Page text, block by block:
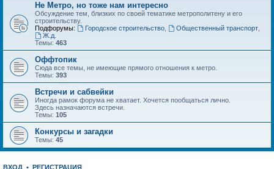
Не Метро, но тоже нам интересно
Обсуждение тем, близких по своей тематике метрополитену и его
строительству.
Подфорумы:
Городское строительство, Общественный транспорт,
Ж.д.
Темы: 463
Оффтопик
Сюда все темы, не имеющие прямого отношения к метро.
Темы: 393
Встречи и сабвейки
Иногда рамок форума не хватает. Хочется пообщаться лично.
Здесь назначаются встречи.
Темы: 105
Конкурсы и загадки
Темы: 45
ВХОД • РЕГИСТРАЦИЯ